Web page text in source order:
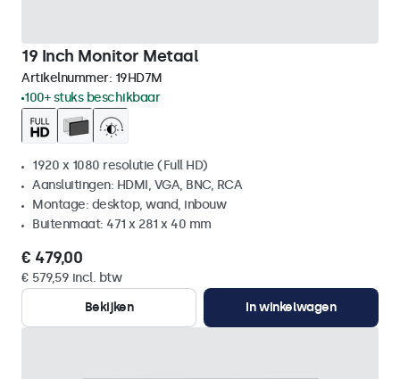
19 Inch Monitor Metaal
Artikelnummer: 19HD7M
100+ stuks beschikbaar
1920 x 1080 resolutie (Full HD)
Aansluitingen: HDMI, VGA, BNC, RCA
Montage: desktop, wand, inbouw
Buitenmaat: 471 x 281 x 40 mm
€ 479,00
€ 579,59 incl. btw
Bekijken
In winkelwagen